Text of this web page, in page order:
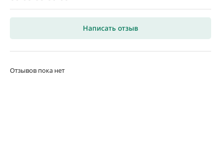
Написать отзыв
Отзывов пока нет